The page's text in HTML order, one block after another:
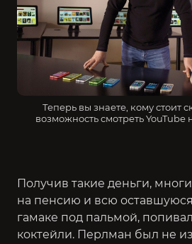
Теперь вы знаете, кому стоит
возможность смотреть
Получив такие деньги,
на пенсию и всю
гамаке под пальмой,
коктейли. Перлман был не из